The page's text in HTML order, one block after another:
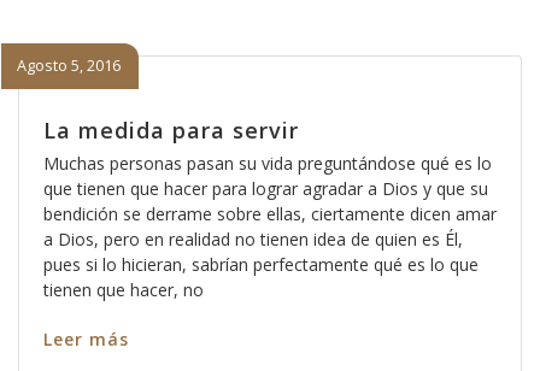
La medida para servir
Agosto 5, 2016
Muchas personas pasan su vida preguntándose qué es lo
que tienen que hacer para lograr agradar a Dios y que su
bendición se derrame sobre ellas, ciertamente dicen amar
a Dios, pero en realidad no tienen idea de quien es Él,
pues si lo hicieran, sabrían perfectamente qué es lo que
tienen que hacer, no
Leer más